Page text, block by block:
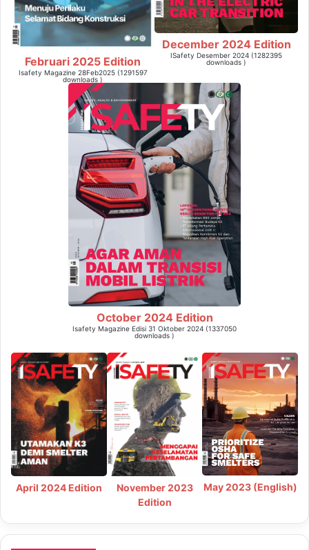
Februari 2025 Edition
Isafety Magazine 28Feb2025 (1291597
downloads )
December 2024 Edition
ISafety Desember 2024 (1282395
downloads )
October 2024 Edition
Isafety Magazine Edisi 31 Oktober 2024 (1337050
downloads )
April 2024 Edition
November 2023
Edition
May 2023 (English)